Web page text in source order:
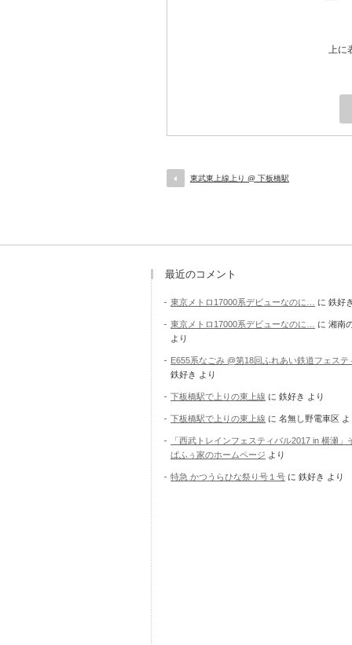
上に
東武東上線上り @ 下板橋駅
最近のコメント
東京メトロ17000系デビューなのに… に 鉄好
東京メトロ17000系デビューなのに… に 湘南
より
E655系なごみ @第18回ふれあい鉄道フェステ
鉄好き より
下板橋駅で上りの東上線 に 鉄好き より
下板橋駅で上りの東上線 に 名無し野電車区
「西武トレインフェスティバル2017 in 横瀬」
ぱふぅ家のホームページ より
特急 かつうらひな祭り号１号 に 鉄好き より